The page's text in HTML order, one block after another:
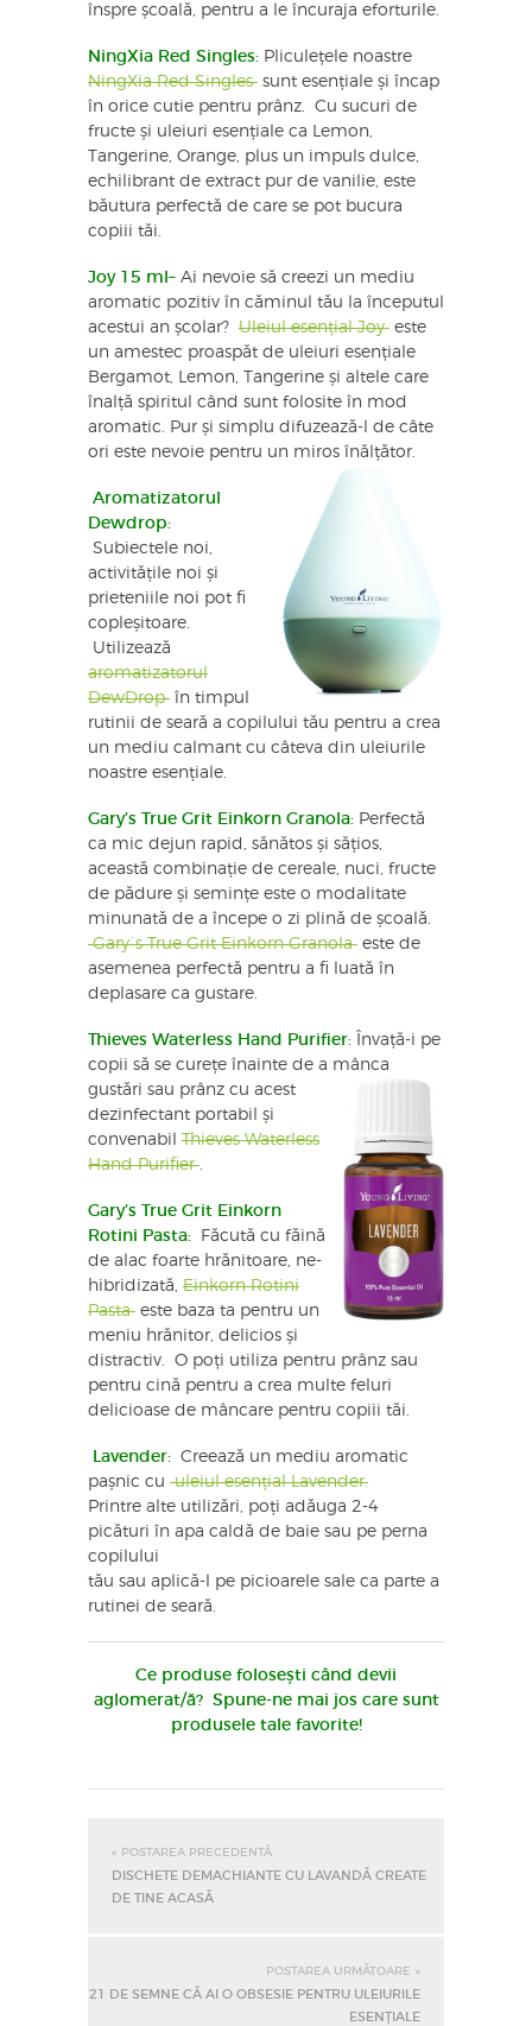
înspre școală, pentru a le încuraja eforturile.
NingXia Red Singles: Pliculețele noastre
NingXia Red Singles sunt esențiale și încap
în orice cutie pentru prânz. Cu sucuri de
fructe și uleiuri esențiale ca Lemon,
Tangerine, Orange, plus un impuls dulce,
echilibrant de extract pur de vanilie, este
băutura perfectă de care se pot bucura
copiii tăi.
Joy 15 ml– Ai nevoie să creezi un mediu
aromatic pozitiv în căminul tău la începutul
acestui an școlar? Uleiul esențial Joy este
un amestec proaspăt de uleiuri esențiale
Bergamot, Lemon, Tangerine și altele care
înalță spiritul când sunt folosite în mod
aromatic. Pur și simplu difuzează-l de câte
ori este nevoie pentru un miros înălțător.
Aromatizatorul
Dewdrop:
Subiectele noi,
activitățile noi și
prieteniile noi pot fi
copleșitoare.
Utilizează
aromatizatorul
DewDrop în timpul
rutinii de seară a copilului tău pentru a crea
un mediu calmant cu câteva din uleiurile
noastre esențiale.
Gary’s True Grit Einkorn Granola: Perfectă
ca mic dejun rapid, sănătos și sățios,
această combinație de cereale, nuci, fructe
de pădure și semințe este o modalitate
minunată de a începe o zi plină de școală.
Gary`s True Grit Einkorn Granola este de
asemenea perfectă pentru a fi luată în
deplasare ca gustare.
Thieves Waterless Hand Purifier: Învață-i pe
copii să se curețe înainte de a mânca
gustări sau prânz cu acest
dezinfectant portabil și
convenabil Thieves Waterless
Hand Purifier
Gary’s True Grit Einkorn
Rotini Pasta: Făcută cu făină
de alac foarte hrănitoare, ne-
hibridizată, Einkorn Rotini
Pasta este baza ta pentru un
meniu hrănitor, delicios și
distractiv. O poți utiliza pentru prânz sau
pentru cină pentru a crea multe feluri
delicioase de mâncare pentru copiii tăi.
Lavender: Creează un mediu aromatic
pașnic cu uleiul esențial Lavender.
Printre alte utilizări, poți adăuga 2-4
picături în apa caldă de baie sau pe perna
copilului
tău sau aplică-l pe picioarele sale ca parte a
rutinei de seară.
Ce produse folosești când devii
aglomerat/ă? Spune-ne mai jos care sunt
produsele tale favorite!
« POSTAREA PRECEDENTĂ
DISCHETE DEMACHIANTE CU LAVANDĂ CREATE
DE TINE ACASĂ
POSTAREA URMĂTOARE »
21 DE SEMNE CĂ AI O OBSESIE PENTRU ULEIURILE
ESENȚIALE